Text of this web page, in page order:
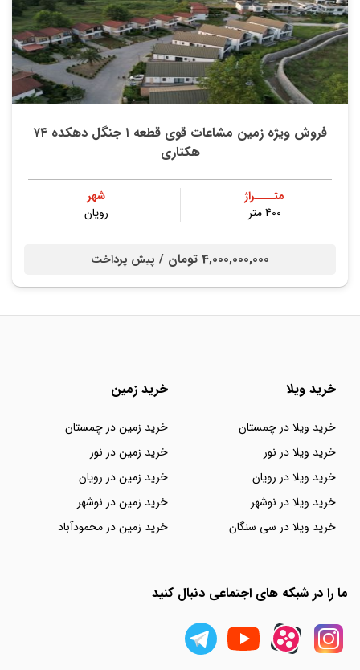
فروش ویژه زمین مشاعات قوی قطعه ۱ جنگل دهکده ۷۴
هکتاری
متــــراژ
400 متر
شهر
رویان
4,000,000,000 تومان / پیش پرداخت
خرید ویلا
خرید ویلا در چمستان
خرید ویلا در نور
خرید ویلا در رویان
خرید ویلا در نوشهر
خرید ویلا در سی سنگان
خرید زمین
خرید زمین در چمستان
خرید زمین در نور
خرید زمین در رویان
خرید زمین در نوشهر
خرید زمین در محمودآباد
ما را در شبکه های اجتماعی دنبال کنید